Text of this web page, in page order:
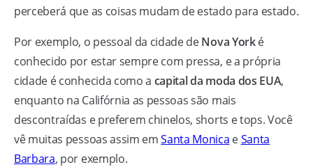
perceberá que as coisas mudam de estado para estado.
Por exemplo, o pessoal da cidade deNova Yorké
conhecido por estar sempre com pressa, e a própria
cidade é conhecida como a capital da moda dos EUA,
enquanto na Califórnia as pessoas são mais
descontraídas e preferem chinelos, shorts e tops. Você
vê muitas pessoas assim emSanta Monica eSanta
Barbara, por exemplo.